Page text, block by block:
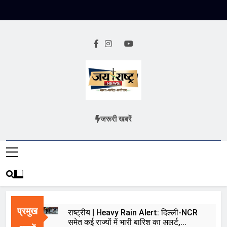
Jai Rashtra
हिंदी समाचार
जरूरी खबरें
प्रमुख
राष्ट्रीय | Heavy Rain Alert: दिल्ली-NCR
समेत कई राज्यों में भारी बारिश का अलर्ट,